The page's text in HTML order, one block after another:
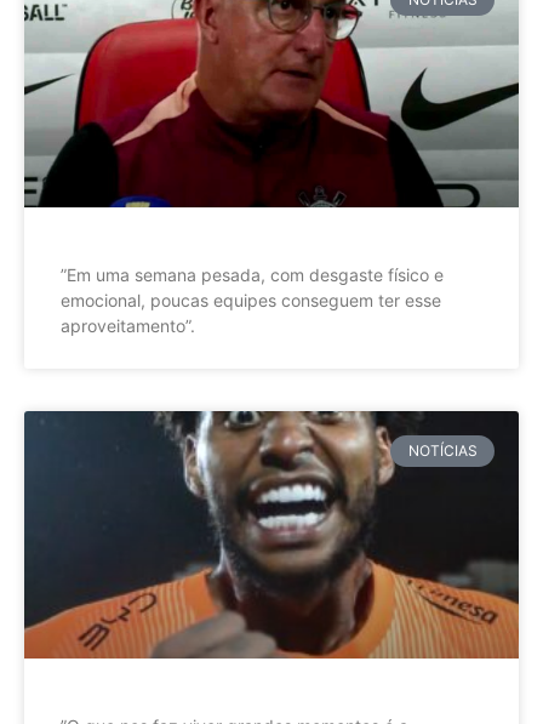
”Em uma semana pesada, com desgaste físico e
emocional, poucas equipes conseguem ter esse
aproveitamento”.
NOTÍCIAS